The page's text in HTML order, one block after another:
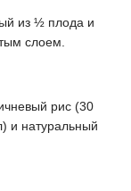
из ½ плода и
слоем.
рис (30
и натуральный